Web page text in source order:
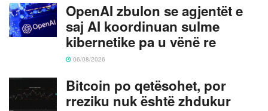
OpenAI zbulon se agjentët e
saj AI koordinuan sulme
kibernetike pa u vënë re
06/08/2026
Bitcoin po qetësohet, por
rreziku nuk është zhdukur